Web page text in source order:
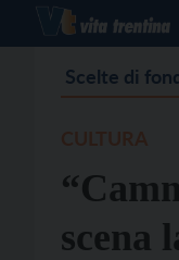
Scelte di
scena